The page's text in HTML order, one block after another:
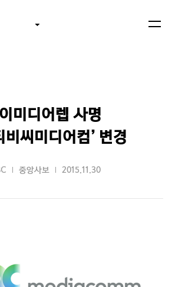
미디어렙 사명
비씨미디어컴’ 변경
중앙사보 2015.11.30